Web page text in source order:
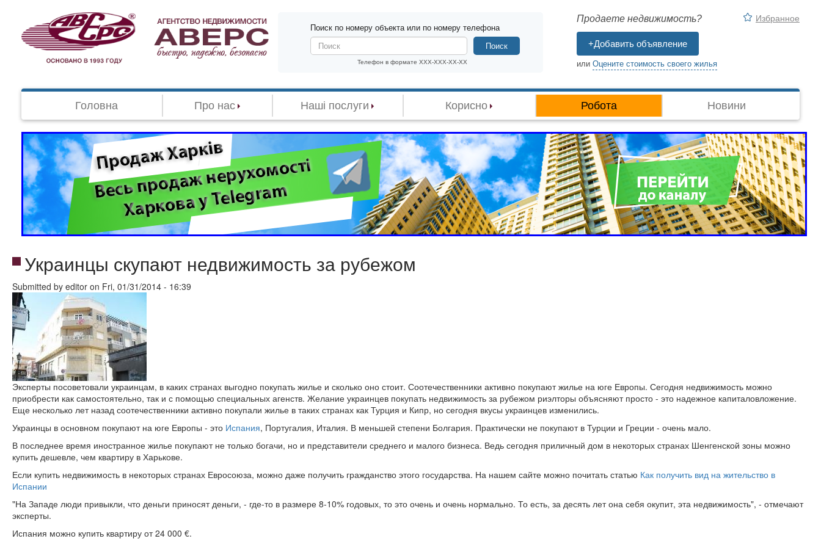
Поиск по номеру объекта или по номеру телефона
Телефон в формате XXX-XXX-XX-XX
Поиск
Продаете недвижимость?
+Добавить объявление
или Оцените стоимость своего жилья
Избранное
Головна Про нас Наші послуги Корисно Робота Новини
Украинцы скупают недвижимость за рубежом
Submitted by editor on Fri, 01/31/2014 - 16:39
Эксперты посоветовали украинцам, в каких странах выгодно покупать жилье и сколько оно стоит. Соотечественники активно покупают жилье на юге Европы. Сегодня недвижимость можно
приобрести как самостоятельно, так и с помощью специальных агенств. Желание украинцев покупать недвижимость за рубежом риэлторы объясняют просто - это надежное капиталовложение.
Еще несколько лет назад соотечественники активно покупали жилье в таких странах как Турция и Кипр, но сегодня вкусы украинцев изменились.
Украинцы в основном покупают на юге Европы - это Испания, Португалия, Италия. В меньшей степени Болгария. Практически не покупают в Турции и Греции - очень мало.
В последнее время иностранное жилье покупают не только богачи, но и представители среднего и малого бизнеса. Ведь сегодня приличный дом в некоторых странах Шенгенской зоны можно
купить дешевле, чем квартиру в Харькове.
Если купить недвижимость в некоторых странах Евросоюза, можно даже получить гражданство этого государства. На нашем сайте можно почитать статью Как получить вид на жительство в
Испании
"На Западе люди привыкли, что деньги приносят деньги, - где-то в размере 8-10% годовых, то это очень и очень нормально. То есть, за десять лет она себя окупит, эта недвижимость", - отмечают
эксперты.
Испания можно купить квартиру от 24 000 €.